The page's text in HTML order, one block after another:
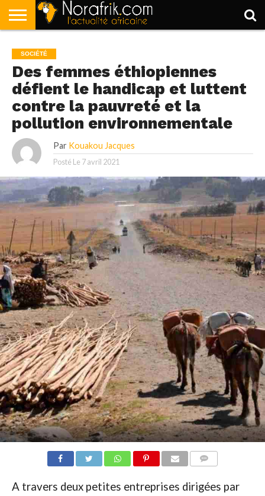
POLITIQUE
SOCIÉTÉ
ECONOMIE
SPORT
LIFESTYLE
SOCIÉTÉ
Des femmes éthiopiennes
défient le handicap et luttent
contre la pauvreté et la
pollution environnementale
Par Kouakou Jacques
Posté Le 7 avril 2021
A travers deux petites entreprises dirigées par